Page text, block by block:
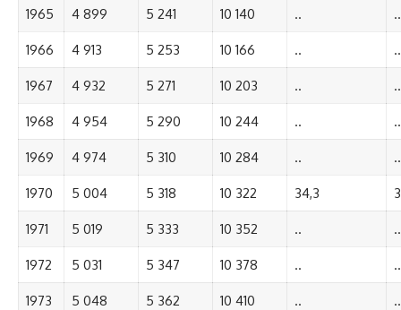
1965 4 899 5 241 10 140 .. ..
1966 4 913 5 253 10 166 .. ..
1967 4 932 5 271 10 203 .. ..
1968 4 954 5 290 10 244 .. ..
1969 4 974 5 310 10 284 .. ..
1970 5 004 5 318 10 322 34,3
1971 5 019 5 333 10 352 .. ..
1972 5 031 5 347 10 378 .. ..
1973 5 048 5 362 10 410 .. ..